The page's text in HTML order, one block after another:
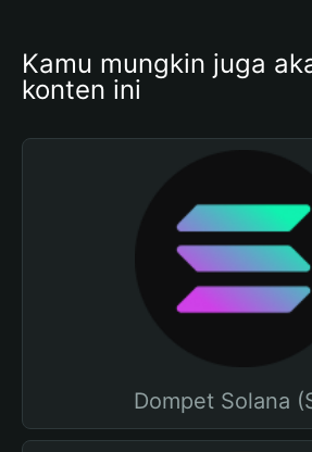
Kamu mungkin juga
konten ini
Dompet Solana